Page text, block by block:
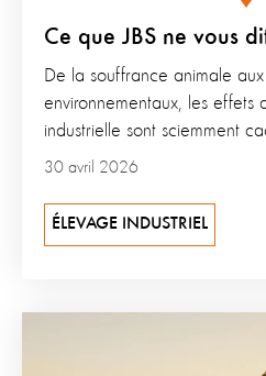
Ce que JBS ne vous
30 avril 2026
De la souffrance animale
environnementaux, les effets
industrielle sont sciemment
ÉLEVAGE INDUSTRIEL